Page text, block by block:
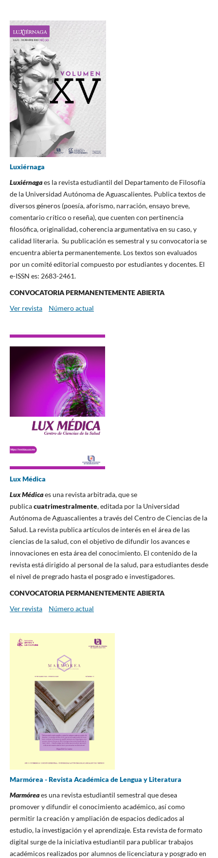
Luxiérnaga
Luxiérnagaes la revista estudiantil del Departamento de Filosofía
de la Universidad Autónoma de Aguascalientes. Publica textos de
diversos géneros (poesía, aforismo, narración, ensayo breve,
comentario crítico o reseña), que cuenten con pertinencia
filosófica, originalidad, coherencia argumentativa en su caso, y
calidad literaria. Su publicación es semestral y su convocatoria se
encuentra abierta permanentemente. Los textos son evaluados
por un comité editorial compuesto por estudiantes y docentes. El
e-ISSN es: 2683-2461.
CONVOCATORIA PERMANENTEMENTE ABIERTA
Ver revista
Número actual
Lux Médica
Lux Médicaes una revista arbitrada, que se
publicacuatrimestralmente, editada por la Universidad
Autónoma de Aguascalientes a través del Centro de Ciencias de la
Salud. La revista publica artículos de interés en el área de las
ciencias de la salud, con el objetivo de difundir los avances e
innovaciones en esta área del conocimiento. El contenido de la
revista está dirigido al personal de la salud, para estudiantes desde
el nivel de pregrado hasta el posgrado e investigadores.
CONVOCATORIA PERMANENTEMENTE ABIERTA
Ver revista
Número actual
Marmórea - Revista Académica de Lengua y Literatura
Marmóreaes una revista estudiantil semestral que desea
promover y difundir el conocimiento académico, así como
permitir la creación y ampliación de espacios dedicados al
estudio, la investigación y el aprendizaje. Esta revista de formato
digital surge de la iniciativa estudiantil para publicar trabajos
académicos realizados por alumnos de licenciatura y posgrado en